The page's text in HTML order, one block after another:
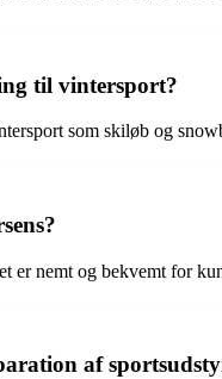
til vintersport?
som skiløb og
er nemt og bekvemt for
af